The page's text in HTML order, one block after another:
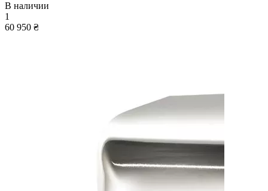
В наличии
1
60 950 ₴